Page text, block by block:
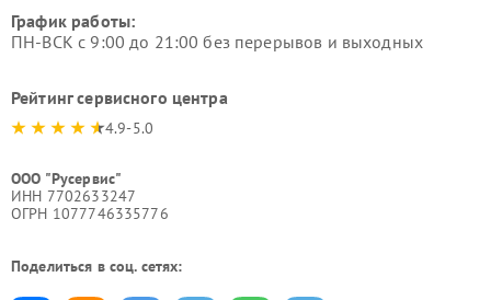
График работы:
ПН-ВСК с 9:00 до 21:00 без перерывов и выходных
Рейтинг сервисного центра
4.9-5.0
ООО "Русервис"
ИНН 7702633247
ОГРН 1077746335776
Поделиться в соц. сетях: